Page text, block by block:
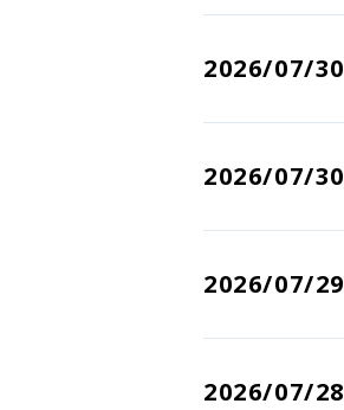
2026/07/30
2026/07/30
2026/07/29
2026/07/28